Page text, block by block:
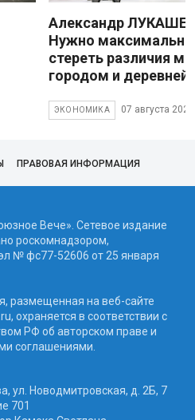
Александр
Нужно максимально
стереть различия
городом и деревней
ЭКОНОМИКА 07 августа 2026
ПРАВОВАЯ ИНФОРМАЦИЯ
Вече». Сетевое издание
роскомнадзором,
№ фc77-52606 от 25 января
размещенная на веб-сайте
охраняется в соответствии с
РФ об авторском праве и
соглашениями.
ул. Новодмитровская, д. 2Б, 7
701